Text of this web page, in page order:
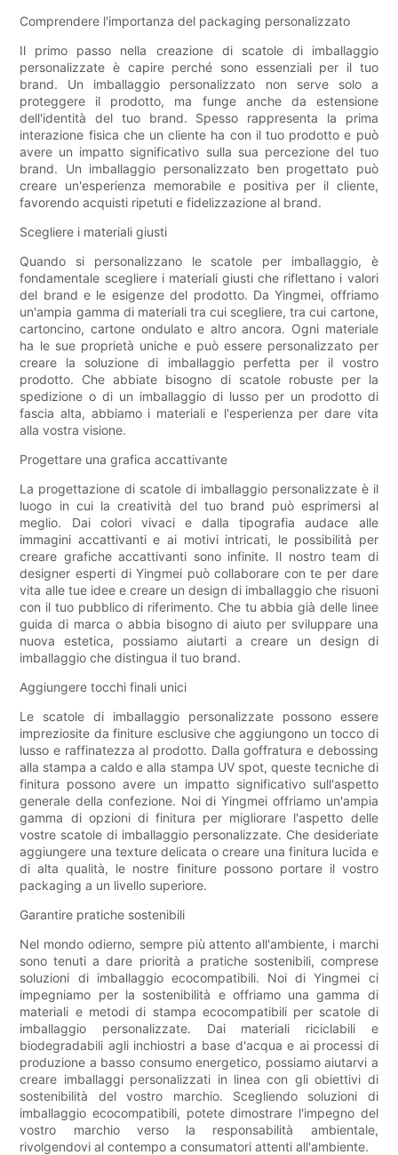
Comprendere l'importanza del packaging personalizzato
Il primo passo nella creazione di scatole di imballaggio
personalizzate è capire perché sono essenziali per il tuo
brand. Un imballaggio personalizzato non serve solo a
proteggere il prodotto, ma funge anche da estensione
dell'identità del tuo brand. Spesso rappresenta la prima
interazione fisica che un cliente ha con il tuo prodotto e può
avere un impatto significativo sulla sua percezione del tuo
brand. Un imballaggio personalizzato ben progettato può
creare un'esperienza memorabile e positiva per il cliente,
favorendo acquisti ripetuti e fidelizzazione al brand.
Scegliere i materiali giusti
Quando si personalizzano le scatole per imballaggio, è
fondamentale scegliere i materiali giusti che riflettano i valori
del brand e le esigenze del prodotto. Da Yingmei, offriamo
un'ampia gamma di materiali tra cui scegliere, tra cui cartone,
cartoncino, cartone ondulato e altro ancora. Ogni materiale
ha le sue proprietà uniche e può essere personalizzato per
creare la soluzione di imballaggio perfetta per il vostro
prodotto. Che abbiate bisogno di scatole robuste per la
spedizione o di un imballaggio di lusso per un prodotto di
fascia alta, abbiamo i materiali e l'esperienza per dare vita
alla vostra visione.
Progettare una grafica accattivante
La progettazione di scatole di imballaggio personalizzate è il
luogo in cui la creatività del tuo brand può esprimersi al
meglio. Dai colori vivaci e dalla tipografia audace alle
immagini accattivanti e ai motivi intricati, le possibilità per
creare grafiche accattivanti sono infinite. Il nostro team di
designer esperti di Yingmei può collaborare con te per dare
vita alle tue idee e creare un design di imballaggio che risuoni
con il tuo pubblico di riferimento. Che tu abbia già delle linee
guida di marca o abbia bisogno di aiuto per sviluppare una
nuova estetica, possiamo aiutarti a creare un design di
imballaggio che distingua il tuo brand.
Aggiungere tocchi finali unici
Le scatole di imballaggio personalizzate possono essere
impreziosite da finiture esclusive che aggiungono un tocco di
lusso e raffinatezza al prodotto. Dalla goffratura e debossing
alla stampa a caldo e alla stampa UV spot, queste tecniche di
finitura possono avere un impatto significativo sull'aspetto
generale della confezione. Noi di Yingmei offriamo un'ampia
gamma di opzioni di finitura per migliorare l'aspetto delle
vostre scatole di imballaggio personalizzate. Che desideriate
aggiungere una texture delicata o creare una finitura lucida e
di alta qualità, le nostre finiture possono portare il vostro
packaging a un livello superiore.
Garantire pratiche sostenibili
Nel mondo odierno, sempre più attento all'ambiente, i marchi
sono tenuti a dare priorità a pratiche sostenibili, comprese
soluzioni di imballaggio ecocompatibili. Noi di Yingmei ci
impegniamo per la sostenibilità e offriamo una gamma di
materiali e metodi di stampa ecocompatibili per scatole di
imballaggio personalizzate. Dai materiali riciclabili e
biodegradabili agli inchiostri a base d'acqua e ai processi di
produzione a basso consumo energetico, possiamo aiutarvi a
creare imballaggi personalizzati in linea con gli obiettivi di
sostenibilità del vostro marchio. Scegliendo soluzioni di
imballaggio ecocompatibili, potete dimostrare l'impegno del
vostro marchio verso la responsabilità ambientale,
rivolgendovi al contempo a consumatori attenti all'ambiente.